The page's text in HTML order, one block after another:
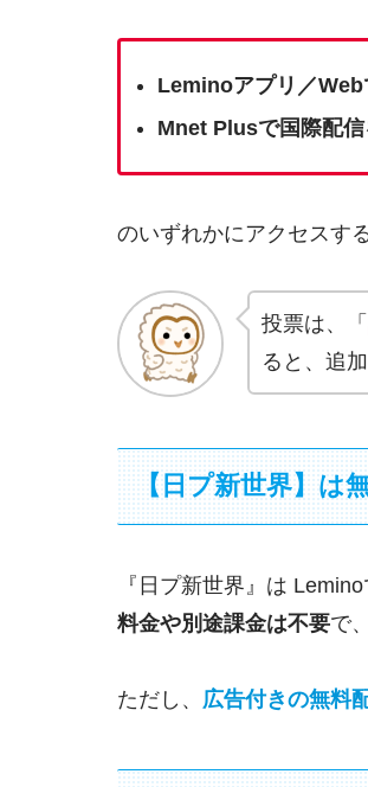
Leminoアプリ／Web
Mnet Plusで国際配
のいずれかにアクセスす
投票は、「
ると、追
【日プ新世界】は
『日プ新世界』は Lemino
料金や別途課金は不要で、
ただし、 広告付きの無料